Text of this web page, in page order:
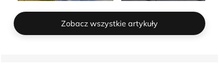
Zobacz wszystkie artykuły